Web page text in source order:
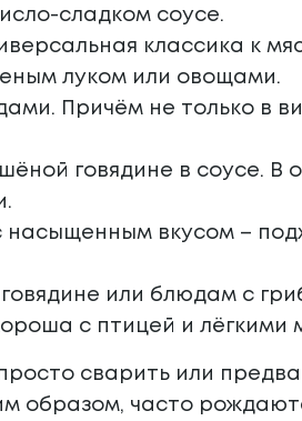
сладком соусе.
классика к
луком или овощами.
Причём не только в
говядине в соусе.
вкусом –
или блюдам с
с птицей и
сварить или
образом, часто